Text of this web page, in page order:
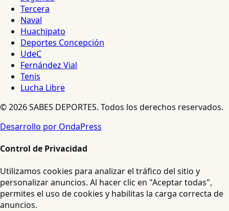
Tercera
Naval
Huachipato
Deportes Concepción
UdeC
Fernández Vial
Tenis
Lucha Libre
© 2026 SABES DEPORTES. Todos los derechos reservados.
Desarrollo por OndaPress
Control de Privacidad
Utilizamos cookies para analizar el tráfico del sitio y
personalizar anuncios. Al hacer clic en "Aceptar todas",
permites el uso de cookies y habilitas la carga correcta de
anuncios.